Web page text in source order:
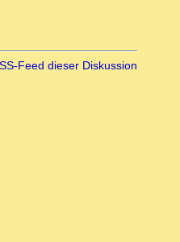
Feed dieser Diskussion